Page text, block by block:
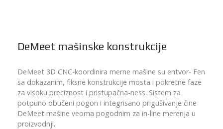
DeMeet mašinske konstrukcije
DeMeet 3D CNC-koordinira merne mašine su entvor- Fen
sa dokazanim, fiksne konstrukcije mosta i pokretne faze
za visoku preciznost i pristupačna-ness. Sistem za
potpuno obučeni pogon i integrisano prigušivanje čine
DeMeet mašine veoma pogodnim za in-line merenja u
proizvodnji.